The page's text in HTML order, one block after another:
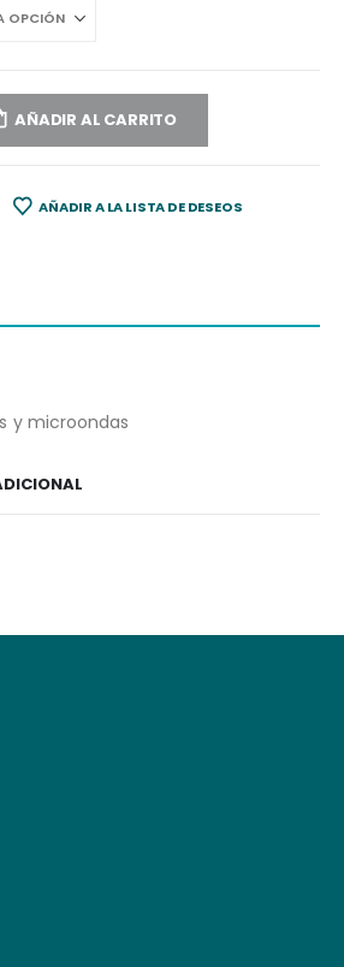
AÑADIR AL CARRITO
AÑADIR A LA LISTA DE DESEOS
y microondas